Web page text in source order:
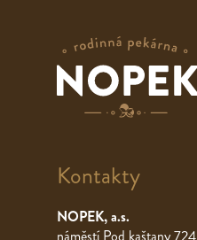
Kontakty
NOPEK, a.s.
náměstí Pod kaštany 724